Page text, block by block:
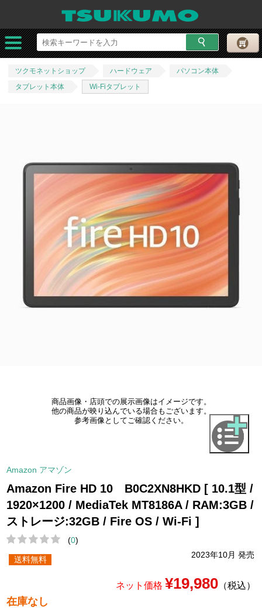
ツクモネットショップ ハードウェア
パソコン本体
タブレット本体
Wi-Fiタブレット
商品画像・店頭での展示画像はイメージです。
他の商品が映り込んでいる場合もございます。
参考画像としてご確認ください。
Amazon アマゾン
Amazon Fire HD 10 B0C2XN8HKD [ 10.1型 /
1920×1200 / MediaTek MT8186A / RAM:3GB /
ストレージ:32GB / Fire OS / Wi-Fi ]
(0)
2023年10月 発売
送料無料
ネット価格 ¥19,980（税込）
在庫なし